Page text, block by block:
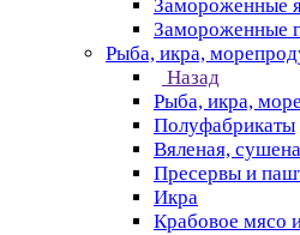
Замороженные
Замороженные
Рыба, икра,
Назад
Рыба, икра,
Полуфабрикаты
Вяленая,
Пресервы и
Икра
Крабовое мясо